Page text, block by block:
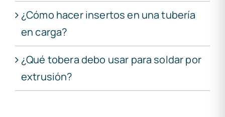
¿Cómo hacer insertos en una tubería
en carga?
¿Qué tobera debo usar para soldar por
extrusión?